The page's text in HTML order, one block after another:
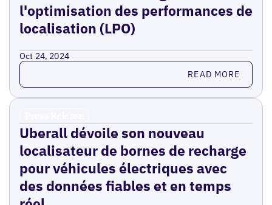
l'optimisation des performances de
localisation (LPO)
Oct 24, 2024
Read more READ MORE
Uberall dévoile son nouveau
localisateur de bornes de recharge
pour véhicules électriques avec
des données fiables et en temps